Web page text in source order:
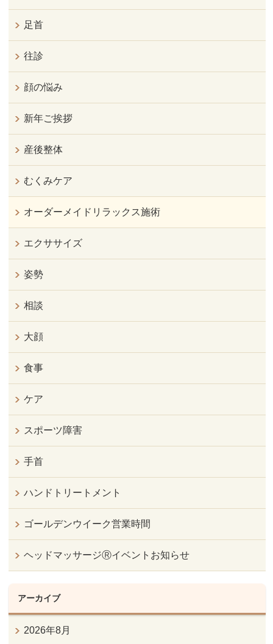
足首
往診
顔の悩み
新年ご挨拶
産後整体
むくみケア
オーダーメイドリラックス施術
エクササイズ
姿勢
相談
大顔
食事
ケア
スポーツ障害
手首
ハンドトリートメント
ゴールデンウイーク営業時間
ヘッドマッサージⓇイベントお知らせ
アーカイブ
2026年8月